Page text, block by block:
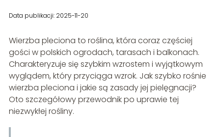
Data publikacji: 2025-11-20
Wierzba pleciona to roślina, która coraz częściej
gości w polskich ogrodach, tarasach i balkonach.
Charakteryzuje się szybkim wzrostem i wyjątkowym
wyglądem, który przyciąga wzrok. Jak szybko rośnie
wierzba pleciona i jakie są zasady jej pielęgnacji?
Oto szczegółowy przewodnik po uprawie tej
niezwykłej rośliny.